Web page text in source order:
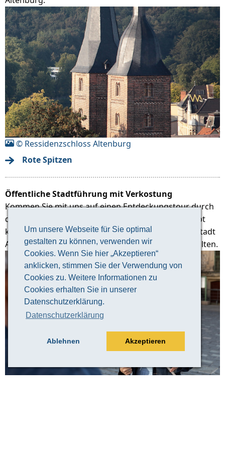
Um unsere Webseite für Sie optimal
gestalten zu können, verwenden wir
Cookies. Wenn Sie hier „Akzeptieren“
anklicken, stimmen Sie der Verwendung von
Cookies zu. Weitere Informationen zu
Cookies erhalten Sie in unserer
Datenschutzerklärung.
Datenschutzerklärung
Ablehnen Akzeptieren
© Ressidenzschloss Altenburg
Rote Spitzen
Öffentliche Stadtführung mit Verkostung
Kommen Sie mit uns auf einen Entdeckungstour durch
die ehemalige Residenz der Wettiner Fürsten. Es gibt
keine bessere Art, einen guten Überblick über die Stadt
Altenburg und ihre 1000-jährige Geschichte zu erhalten.